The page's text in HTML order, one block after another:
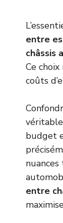
entre
châssis
Ce
coûts
budget
entre